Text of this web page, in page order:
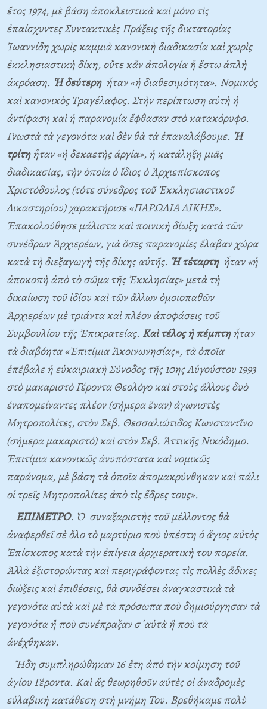
ἔτος 1974, μὲ βάση ἀποκλειστικὰ καὶ μόνο τὶς
ἐπαίσχυντες Συντακτικὲς Πράξεις τῆς δικτατορίας
Ἰωαννίδη χωρὶς καμμιὰ κανονικὴ διαδικασία καὶ χωρὶς
ἐκκλησιαστικὴ δίκη, οὔτε κἄν ἀπολογία ἢ ἔστω ἁπλὴ
ἀκρόαση. Ἡ δεύτερηἦταν «ἡ διαθεσιμότητα». Νομικὸς
καὶ κανονικὸς Τραγέλαφος. Στὴν περίπτωση αὐτὴ ἡ
ἀντίφαση καὶ ἡ παρανομία ἔφθασαν στὸ κατακόρυφο.
Γνωστὰ τὰ γεγονότα καὶ δὲν θὰ τὰ ἐπαναλάβουμε. Ἡ
τρίτηἦταν «ἡ δεκαετὴς ἀργία», ἡ κατάληξη μιᾶς
διαδικασίας, τὴν ὁποία ὁ ἴδιος ὁ Ἀρχιεπίσκοπος
Χριστόδουλος (τότε σύνεδρος τοῦ Ἐκκλησιαστικοῦ
Δικαστηρίου) χαρακτήρισε «ΠΑΡΩΔΙΑ ΔΙΚΗΣ».
Ἐπακολούθησε μάλιστα καὶ ποινικὴ δίωξη κατὰ τῶν
συνέδρων Ἀρχιερέων, γιὰ ὅσες παρανομίες ἔλαβαν χώρα
κατὰ τὴ διεξαγωγὴ τῆς δίκης αὐτῆς. Ἡ τέταρτηἦταν «ἡ
ἀποκοπὴ ἀπὸ τὸ σῶμα τῆς Ἐκκλησίας» μετὰ τὴ
δικαίωση τοῦ ἰδίου καὶ τῶν ἄλλων ὁμοιοπαθῶν
Ἀρχιερέων μὲ τριάντα καὶ πλέον ἀποφάσεις τοῦ
Συμβουλίου τῆς Ἐπικρατείας. Καὶ τέλος ἡ πέμπτηἦταν
τὰ διαβόητα «Ἐπιτίμια Ἀκοινωνησίας», τὰ ὁποῖα
ἐπέβαλε ἡ εὐκαιριακὴ Σύνοδος τῆς 10ης Αὐγούστου 1993
στὸ μακαριστὸ Γέροντα Θεολόγο καὶ στοὺς ἄλλους δυὸ
ἐναπομείναντες πλέον (σήμερα ἕναν) ἀγωνιστὲς
Μητροπολίτες, στὸν Σεβ. Θεσσαλιώτιδος Κωνσταντῖνο
(σήμερα μακαριστό) καὶ στὸν Σεβ. Ἀττικῆς Νικόδημο.
Ἐπιτίμια κανονικῶς ἀνυπόστατα καὶ νομικῶς
παράνομα, μὲ βάση τὰ ὁποῖα ἀπομακρύνθηκαν καὶ πάλι
οἱ τρεῖς Μητροπολίτες ἀπὸ τὶς ἕδρες τους».
ΕΠΙΜΕΤΡΟ. Ὁ συναξαριστὴς τοῦ μέλλοντος θὰ
ἀναφερθεῖ σὲ ὅλο τὸ μαρτύριο ποὺ ὑπέστη ὁ ἅγιος αὐτὸς
Ἐπίσκοπος κατὰ τὴν ἐπίγεια ἀρχιερατικὴ του πορεία.
Ἀλλὰ ἐξιστορώντας καὶ περιγράφοντας τὶς πολλὲς ἄδικες
διώξεις καὶ ἐπιθέσεις, θὰ συνδέσει ἀναγκαστικὰ τὰ
γεγονότα αὐτὰ καὶ μὲ τὰ πρόσωπα ποὺ δημιούργησαν τὰ
γεγονότα ἢ ποὺ συνέπραξαν σ᾿αὐτὰ ἢ ποὺ τὰ
ἀνέχθηκαν.
Ἤδη συμπληρώθηκαν 16 ἔτη ἀπὸ τὴν κοίμηση τοῦ
ἁγίου Γέροντα. Καὶ ἄς θεωρηθοῦν αὐτὲς οἱ ἀναδρομὲς
εὐλαβικὴ κατάθεση στὴ μνήμη Του. Βρεθήκαμε πολὺ